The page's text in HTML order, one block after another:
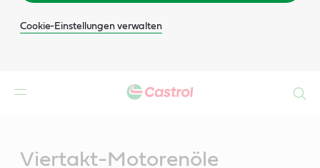
Cookie-Einstellungen verwalten
Viertakt-Motorenöle